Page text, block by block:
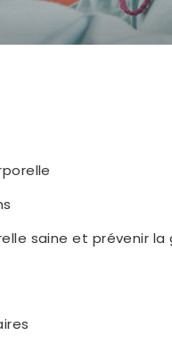
saine et prévenir